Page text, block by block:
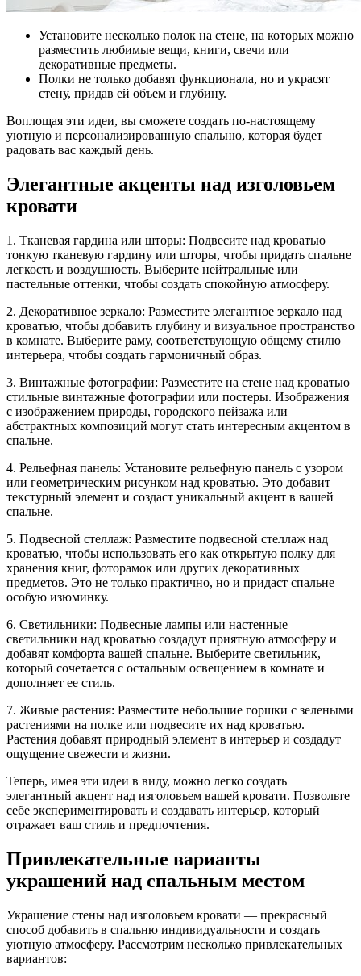
Установите несколько полок на стене, на которых можно
разместить любимые вещи, книги, свечи или
декоративные предметы.
Полки не только добавят функционала, но и украсят
стену, придав ей объем и глубину.
Воплощая эти идеи, вы сможете создать по-настоящему
уютную и персонализированную спальню, которая будет
радовать вас каждый день.
Элегантные акценты над изголовьем
кровати
1. Тканевая гардина или шторы: Подвесите над кроватью
тонкую тканевую гардину или шторы, чтобы придать спальне
легкость и воздушность. Выберите нейтральные или
пастельные оттенки, чтобы создать спокойную атмосферу.
2. Декоративное зеркало: Разместите элегантное зеркало над
кроватью, чтобы добавить глубину и визуальное пространство
в комнате. Выберите раму, соответствующую общему стилю
интерьера, чтобы создать гармоничный образ.
3. Винтажные фотографии: Разместите на стене над кроватью
стильные винтажные фотографии или постеры. Изображения
с изображением природы, городского пейзажа или
абстрактных композиций могут стать интересным акцентом в
спальне.
4. Рельефная панель: Установите рельефную панель с узором
или геометрическим рисунком над кроватью. Это добавит
текстурный элемент и создаст уникальный акцент в вашей
спальне.
5. Подвесной стеллаж: Разместите подвесной стеллаж над
кроватью, чтобы использовать его как открытую полку для
хранения книг, фоторамок или других декоративных
предметов. Это не только практично, но и придаст спальне
особую изюминку.
6. Светильники: Подвесные лампы или настенные
светильники над кроватью создадут приятную атмосферу и
добавят комфорта вашей спальне. Выберите светильник,
который сочетается с остальным освещением в комнате и
дополняет ее стиль.
7. Живые растения: Разместите небольшие горшки с зелеными
растениями на полке или подвесите их над кроватью.
Растения добавят природный элемент в интерьер и создадут
ощущение свежести и жизни.
Теперь, имея эти идеи в виду, можно легко создать
элегантный акцент над изголовьем вашей кровати. Позвольте
себе экспериментировать и создавать интерьер, который
отражает ваш стиль и предпочтения.
Привлекательные варианты
украшений над спальным местом
Украшение стены над изголовьем кровати — прекрасный
способ добавить в спальню индивидуальности и создать
уютную атмосферу. Рассмотрим несколько привлекательных
вариантов: